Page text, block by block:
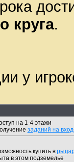
круга.
у
на 1-4 этажи
заданий на
купить в
в этом подземелье